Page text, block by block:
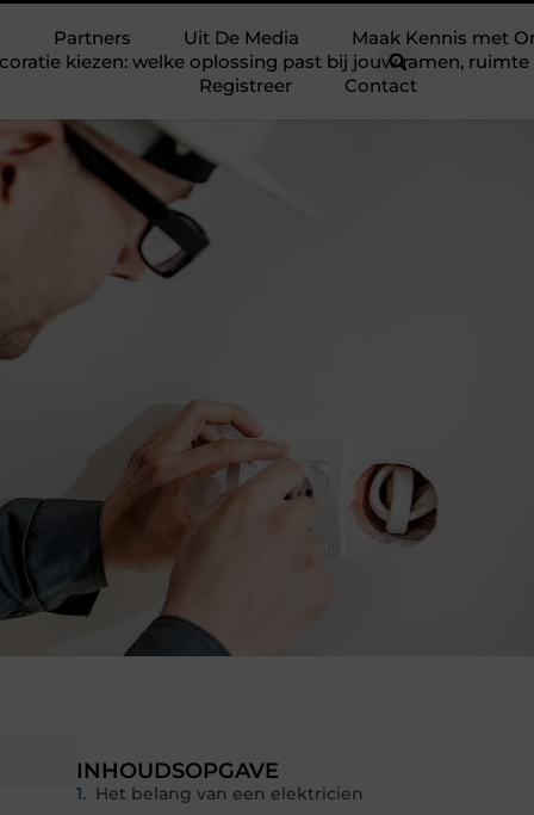
Partners Uit De Media
Maak Kennis met
kiezen: welke oplossing past bij jouw ramen,
Registreer
Contact
INHOUDSOPGAVE
Het belang van een elektricien